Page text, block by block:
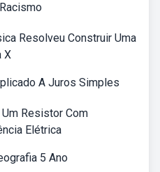
Resolveu Construir Uma
X
A Juros Simples
Resistor Com
Elétrica
5 Ano